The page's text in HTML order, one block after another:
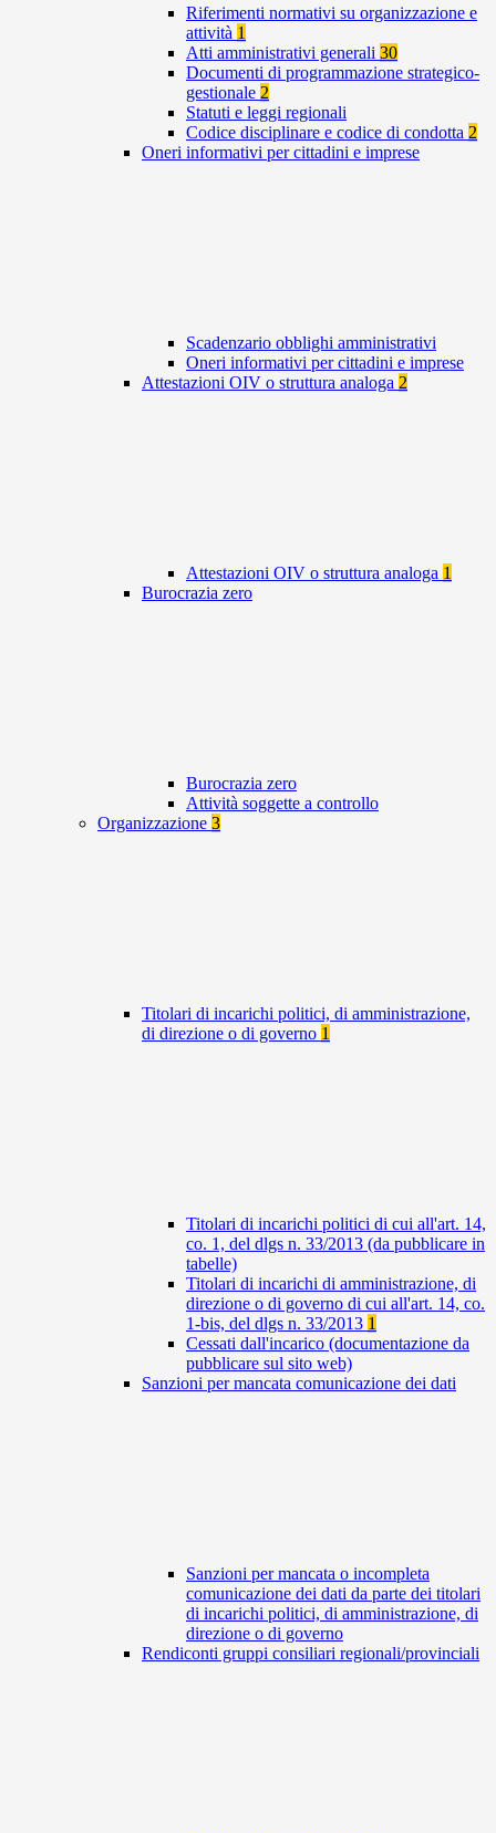
Riferimenti normativi su organizzazione e
attività 1
Atti amministrativi generali 30
Documenti di programmazione strategico-
gestionale 2
Statuti e leggi regionali
Codice disciplinare e codice di condotta 2
Oneri informativi per cittadini e imprese
Scadenzario obblighi amministrativi
Oneri informativi per cittadini e imprese
Attestazioni OIV o struttura analoga 2
Attestazioni OIV o struttura analoga 1
Burocrazia zero
Burocrazia zero
Attività soggette a controllo
Organizzazione 3
Titolari di incarichi politici, di amministrazione,
di direzione o di governo 1
Titolari di incarichi politici di cui all'art. 14,
co. 1, del dlgs n. 33/2013 (da pubblicare in
tabelle)
Titolari di incarichi di amministrazione, di
direzione o di governo di cui all'art. 14, co.
1-bis, del dlgs n. 33/2013 1
Cessati dall'incarico (documentazione da
pubblicare sul sito web)
Sanzioni per mancata comunicazione dei dati
Sanzioni per mancata o incompleta
comunicazione dei dati da parte dei titolari
di incarichi politici, di amministrazione, di
direzione o di governo
Rendiconti gruppi consiliari regionali/provinciali